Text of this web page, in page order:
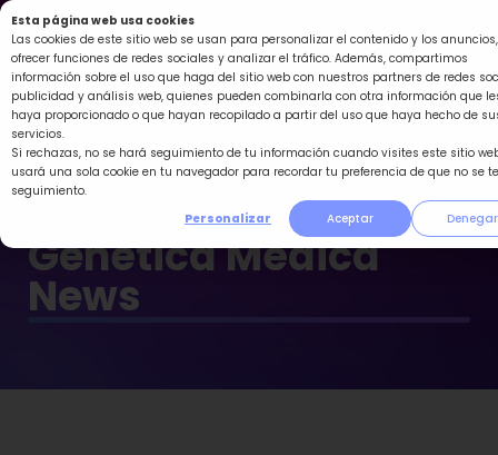
Esta página web usa cookies
Las cookies de este sitio web se usan para personalizar el contenido y los anuncios,
ofrecer funciones de redes sociales y analizar el tráfico. Además, compartimos
información sobre el uso que haga del sitio web con nuestros partners de redes
publicidad y análisis web, quienes pueden combinarla con otra información que
haya proporcionado o que hayan recopilado a partir del uso que haya hecho de
servicios.
Si rechazas, no se hará seguimiento de tu información cuando visites este sitio
usará una sola cookie en tu navegador para recordar tu preferencia de que no se
seguimiento.
Personalizar
Aceptar Denegar
Ir
al
contenido
Genética Médica
News